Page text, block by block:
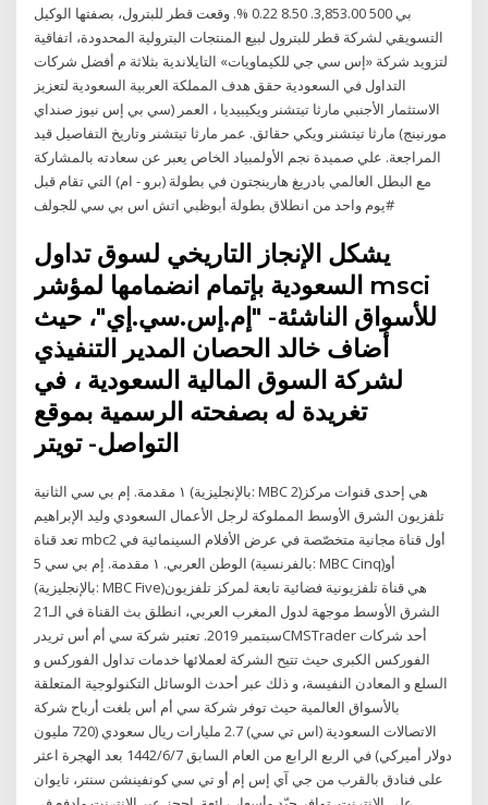
بي 500 3,853.00. 8.50 0.22 %. وقعت قطر للبترول، بصفتها الوكيل
التسويقي لشركة قطر للبترول لبيع المنتجات البترولية المحدودة، اتفاقية
لتزويد شركة «إس سي جي للكيماويات» التايلاندية بثلاثة م أفضل شركات
التداول في السعودية حقق هدف المملكة العربية السعودية لتعزيز
الاستثمار الأجنبي مارثا تيتشنر ويكيبيديا ، العمر (سي بي إس نيوز صنداي
مورنينج) مارثا تيتشنر ويكي حقائق. عمر مارثا تيتشنر وتاريخ التفاصيل قيد
المراجعة. علي صميدة نجم الأولمبياد الخاص يعبر عن سعادته بالمشاركة
مع البطل العالمي بادريغ هارينجتون في بطولة (برو - ام) التي تقام قبل
يوم واحد من انطلاق بطولة أبوظبي اتش اس بي سي للجولف#
يشكل الإنجاز التاريخي لسوق تداول
السعودية بإتمام انضمامها لمؤشر msci
للأسواق الناشئة- "إم.إس.سي.إي"، حيث
أضاف خالد الحصان المدير التنفيذي
لشركة السوق المالية السعودية ، في
تغريدة له بصفحته الرسمية بموقع
التواصل- تويتر
١ مقدمة. إم بي سي الثانية (بالإنجليزية: MBC 2)‏ هي إحدى قنوات مركز
تلفزيون الشرق الأوسط المملوكة لرجل الأعمال السعودي وليد الإبراهيم
تعد قناة mbc2 أول قناة مجانية متخصّصة في عرض الأفلام السينمائية في
الوطن العربي. ١ مقدمة. إم بي سي 5 (بالفرنسية: MBC Cinq)‏ أو
(بالإنجليزية: MBC Five)‏ هي قناة تلفزيونية فضائية تابعة لمركز تلفزيون
الشرق الأوسط موجهة لدول المغرب العربي، انطلق بث القناة في الـ21
سبتمبر 2019. تعتبر شركة سي أم أس تريدرCMSTrader أحد شركات
الفوركس الكبرى حيث تتيح الشركة لعملائها خدمات تداول الفوركس و
السلع و المعادن النفيسة، و ذلك عبر أحدث الوسائل التكنولوجية المتعلقة
بالأسواق العالمية حيث توفر شركة سي أم أس بلغت أرباح شركة
الاتصالات السعودية (اس تي سي) 2.7 مليارات ريال سعودي (720 مليون
دولار أميركي) في الربع الرابع من العام السابق 7‏‏/6‏‏/1442 بعد الهجرة اعثر
على فنادق بالقرب من جي آي إس إم أو تي سي كونفينشن سنتر، تايوان